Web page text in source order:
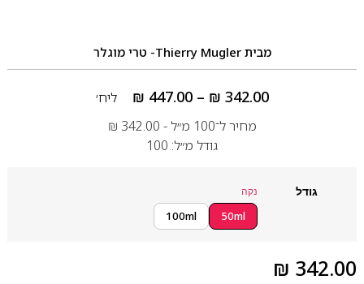
מבית Thierry Mugler- טרי מוגלר
₪ 342.00
–
₪ 447.00
ליח׳
מחיר ל־100 מ״ל -
₪ 342.00
גודל מ״ל: 100
גודל נקה
50ml
100ml
₪ 342.00